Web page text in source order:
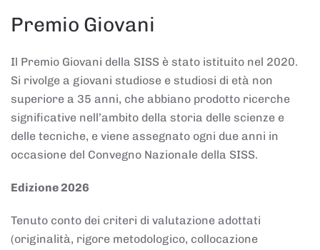
Premio Giovani
Il Premio Giovani della SISS è stato istituito nel 2020.
Si rivolge a giovani studiose e studiosi di età non
superiore a 35 anni, che abbiano prodotto ricerche
significative nell’ambito della storia delle scienze e
delle tecniche, e viene assegnato ogni due anni in
occasione del Convegno Nazionale della SISS.
Edizione 2026
Tenuto conto dei criteri di valutazione adottati
(originalità, rigore metodologico, collocazione